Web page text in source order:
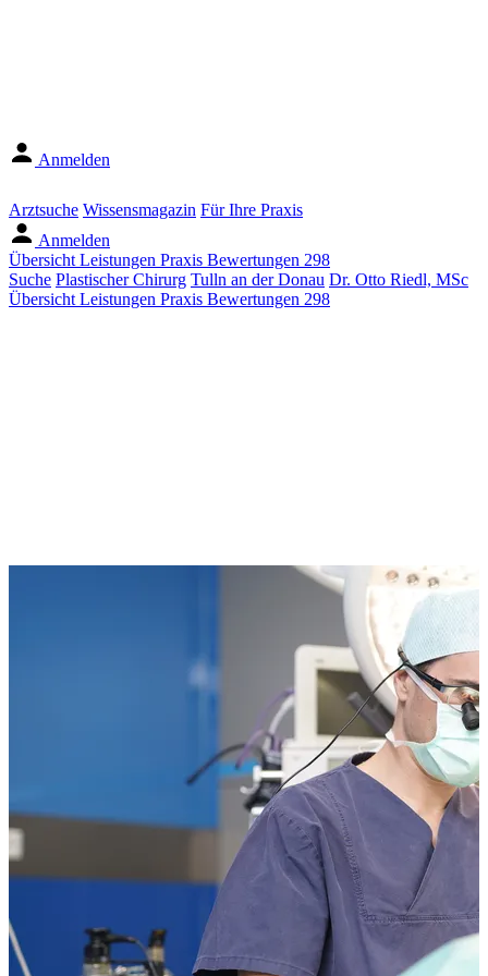
Anmelden
Arztsuche Wissensmagazin Für Ihre Praxis
Anmelden
Übersicht Leistungen Praxis Bewertungen 298
Suche Plastischer Chirurg Tulln an der Donau Dr. Otto Riedl, MSc
Übersicht Leistungen Praxis Bewertungen 298